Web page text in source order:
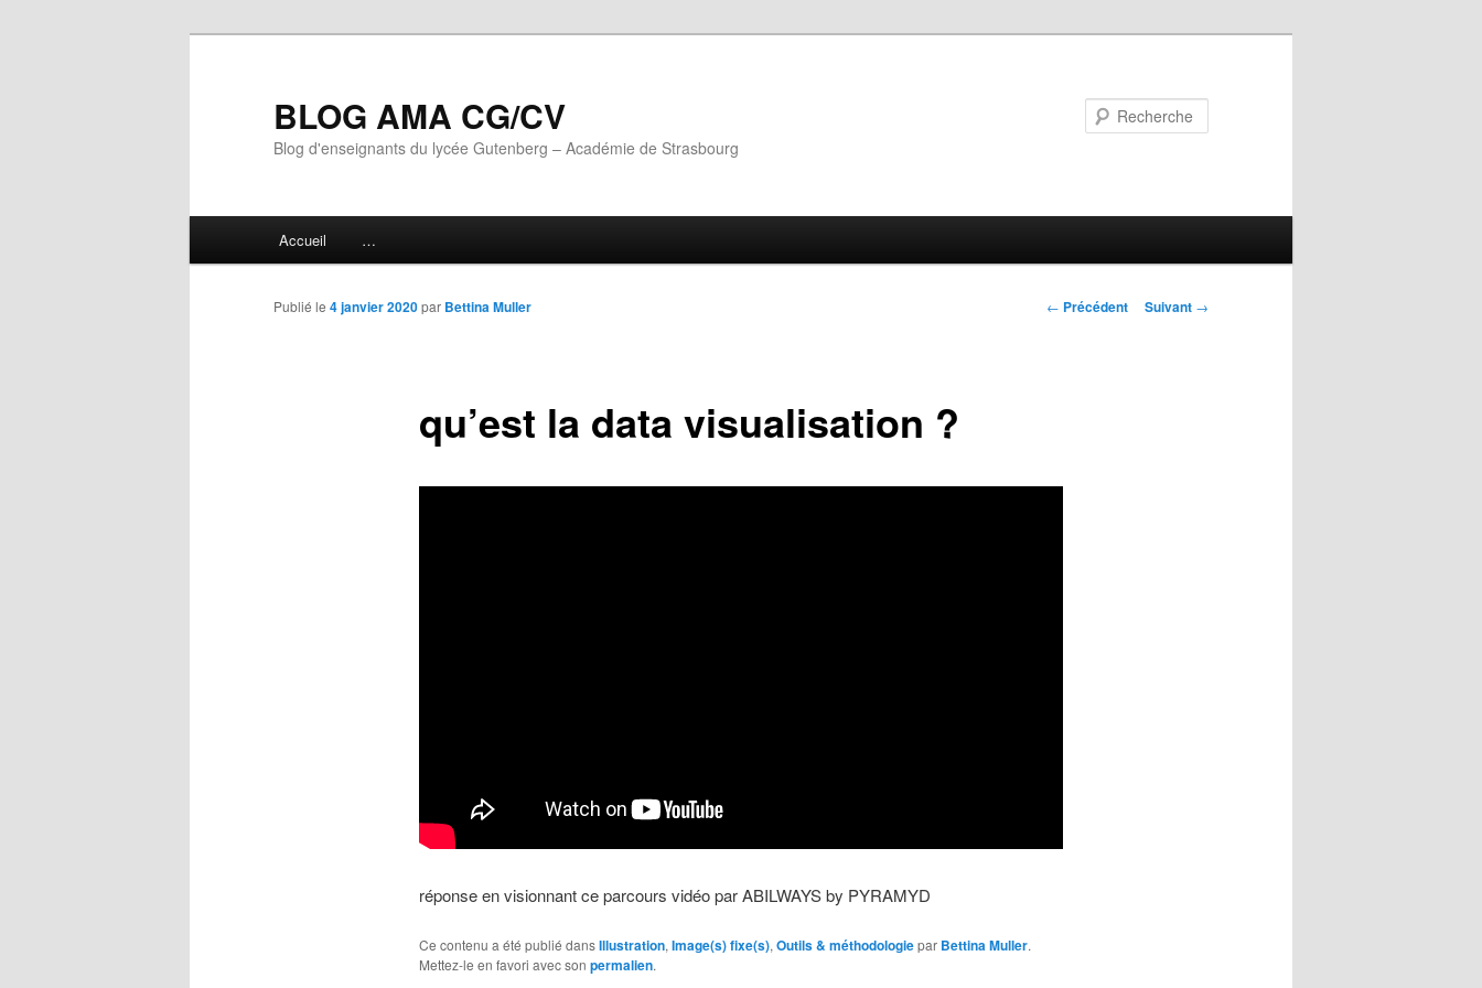
BLOG AMA CG/CV
Blog d'enseignants du lycée Gutenberg – Académie de Strasbourg
Accueil …
Navigation
← Précédent Suivant →
qu’est la data visualisation ?
Publié le 4 janvier 2020par Bettina Muller
réponse en visionnant ce parcours vidéo par ABILWAYS by PYRAMYD
Ce contenu a été publié dansIllustration,Image(s) fixe(s),Outils & méthodologiepar Bettina Muller.
Mettez-le en favori avec son permalien.